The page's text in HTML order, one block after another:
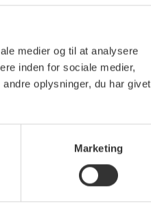
medier og til at analysere
inden for sociale medier,
oplysninger, du har givet
Marketing